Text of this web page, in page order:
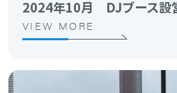
2024年10月 DJブース設
VIEW MORE